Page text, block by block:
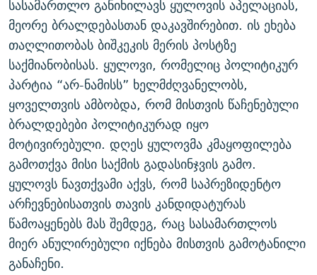
ПРИВЕТ ᲙᲣᲚᲢᲣᲠᲐ
სასამართლო განიხილავს ყულოვის აპელაციას,
მეორე ბრალდებასთან დაკავშირებით. ის ეხება
თაღლითობას ბიშკეკის მერის პოსტზე
საქმიანობისას. ყულოვი, რომელიც პოლიტიკურ
პარტია “არ-ნამისს” ხელმძღვანელობს,
ყოველთვის ამბობდა, რომ მისთვის წაჩენებული
ბრალდებები პოლიტიკურად იყო
მოტივირებული. დღეს ყულოვმა კმაყოფილება
გამოთქვა მისი საქმის გადასინჯვის გამო.
ყულოვს ნავთქვამი აქვს, რომ საპრეზიდენტო
არჩევნებისათვის თავის კანდიდატურას
წამოაყენებს მას შემდეგ, რაც სასამართლოს
მიერ ანულირებული იქნება მისთვის გამოტანილი
განაჩენი.